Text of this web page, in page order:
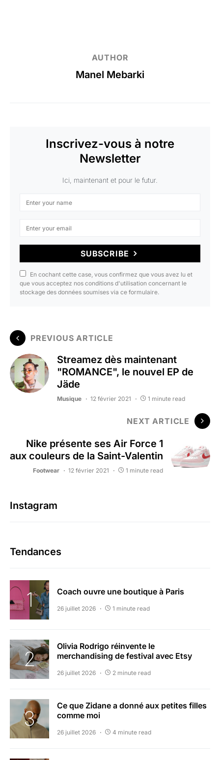
AUTHOR
Manel Mebarki
Inscrivez-vous à notre
Newsletter
Ici, maintenant et pour le futur.
SUBSCRIBE
En cochant cette case, vous confirmez que vous avez lu et
que vous acceptez nos conditions d'utilisation concernant le
stockage des données soumises via ce formulaire.
PREVIOUS ARTICLE
Streamez dès maintenant
"ROMANCE", le nouvel EP de
Jäde
Musique 12 février 2021 1 minute read
NEXT ARTICLE
Nike présente ses Air Force 1
aux couleurs de la Saint-Valentin
Footwear 12 février 2021 1 minute read
Instagram
Tendances
Coach ouvre une boutique à Paris
26 juillet 2026 1 minute read
Olivia Rodrigo réinvente le
merchandising de festival avec Etsy
26 juillet 2026 2 minute read
Ce que Zidane a donné aux petites filles
comme moi
26 juillet 2026 4 minute read